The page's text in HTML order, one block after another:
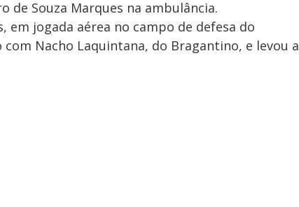
de Souza Marques na ambulância.
em jogada aérea no campo de defesa do
Nacho Laquintana, do Bragantino, e levou a